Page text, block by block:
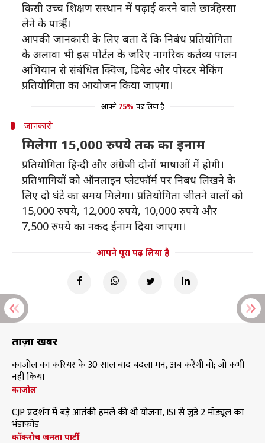
किसी उच्च शिक्षण संस्थान में पढ़ाई करने वाले छात्र हिस्सा
लेने के पात्र हैं।
आपकी जानकारी के लिए बता दें कि निबंध प्रतियोगिता
के अलावा भी इस पोर्टल के जरिए नागरिक कर्तव्य पालन
अभियान से संबंधित क्विज, डिबेट और पोस्टर मेकिंग
प्रतियोगिता का आयोजन किया जाएगा।
आपने 75% पढ़ लिया है
जानकारी
मिलेगा 15,000 रुपये तक का इनाम
प्रतियोगिता हिन्दी और अंग्रेजी दोनों भाषाओं में होगी।
प्रतिभागियों को ऑनलाइन प्लेटफॉर्म पर निबंध लिखने के
लिए दो घंटे का समय मिलेगा। प्रतियोगिता जीतने वालों को
15,000 रुपये, 12,000 रुपये, 10,000 रुपये और
7,500 रुपये का नकद ईनाम दिया जाएगा।
आपने पूरा पढ़ लिया है
ताज़ा खबरें
काजोल का करियर के 30 साल बाद बदला मन, अब करेंगी वो; जो कभी
नहीं किया
काजोल
CJP प्रदर्शन में बड़े आतंकी हमले की थी योजना, ISI से जुड़े 2 मॉड्यूल का
भंडाफोड़
कॉकरोच जनता पार्टी